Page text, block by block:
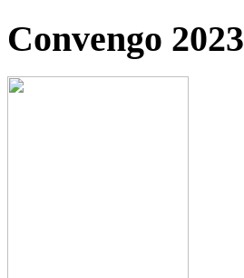
Convengo 2023